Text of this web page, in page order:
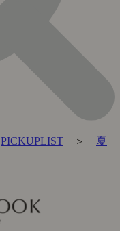
PICKUPLIST ＞ 夏